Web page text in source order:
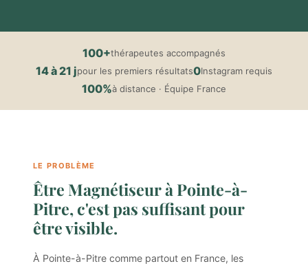
100+thérapeutes accompagnés
14 à 21 jpour les premiers résultats0Instagram requis
100%à distance · Équipe France
LE PROBLÈME
Être Magnétiseur à Pointe-à-
Pitre, c'est pas suffisant pour
être visible.
À Pointe-à-Pitre comme partout en France, les